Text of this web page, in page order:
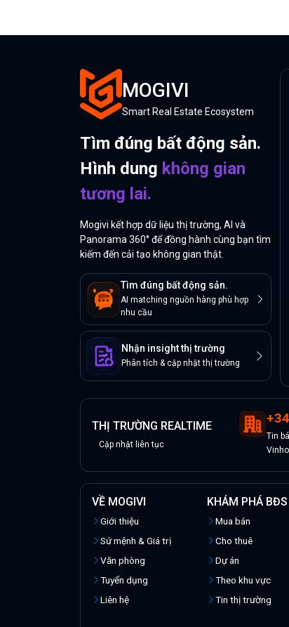
MOGIVI
Smart Real Estate Ecosystem
Tìm đúng bất động sản.
Hình dung không gian
tương lai.
Mogivi kết hợp dữ liệu thị trường, AI và
Panorama 360° để đồng hành cùng bạn tìm
kiếm đến cải tạo không gian thật.
Tìm đúng bất động sản.
AI matching nguồn hàng phù hợp
nhu cầu
Nhận insight thị trường
Phân tích & cập nhật thị trường
THỊ TRƯỜNG REALTIME
Cập nhật liên tục
+
Tin
VỀ MOGIVI
Giới thiệu
Sứ mệnh & Giá trị
Văn phòng
Tuyển dụng
Liên hệ
KHÁM PHÁ BĐS
Mua bán
Cho thuê
Dự án
Theo khu vực
Tin thị trường